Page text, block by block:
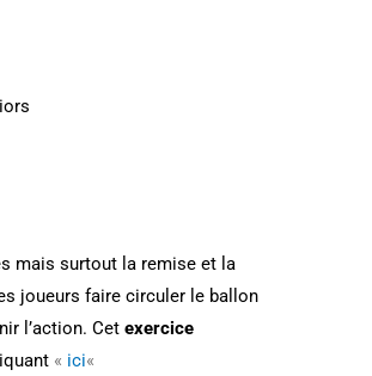
mais surtout la remise et la
joueurs faire circuler le ballon
l’action. Cetexercice
« ici«